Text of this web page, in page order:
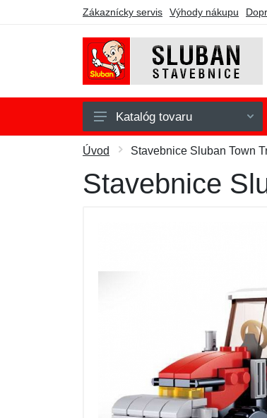
Zákaznícky servis Výhody nákupu
Army
Fire
Town
Katalóg tovaru
Úvod Stavebnice Sluban Town
Stavebnice